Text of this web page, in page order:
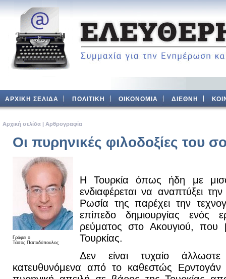
ΑΡΧΙΚΗ ΣΕΛΙΔΑ ΠΟΛΙΤΙΚΗ ΟΙΚΟΝΟΜΙΑ ΔΙΕΘΝΗ
Aρχική σελίδα | Αρθρογραφία
Οι πυρηνικές φιλοδοξίες του
Γράφει ο
Τάσος Παπαδόπουλος
Η Τουρκία όπως ήδη με
ενδιαφέρεται να αναπτύξει
Ρωσία της παρέχει την
επίπεδο δημιουργίας ενός
ρεύματος στο Ακουγιού, που
Τουρκίας.
Δεν είναι τυχαίο
κατευθυνόμενα από το καθεστώς